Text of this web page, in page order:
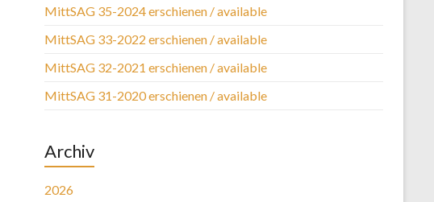
MittSAG 35-2024 erschienen / available
MittSAG 33-2022 erschienen / available
MittSAG 32-2021 erschienen / available
MittSAG 31-2020 erschienen / available
Archiv
2026